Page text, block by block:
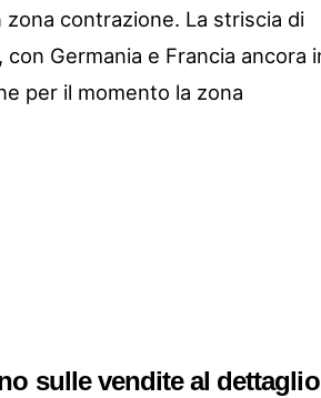
contrazione. La striscia di
Germania e Francia ancora
per il momento la zona
sulle vendite al